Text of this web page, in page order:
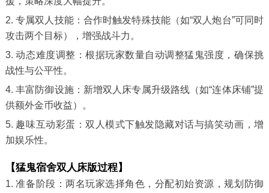
2. 专属双人技能：合作时触发特殊技能（如“双人炮台”可同时
攻击两个目标），增强战斗力。
3. 动态难度调整：根据玩家数量自动调整猛鬼强度，确保挑
战性与公平性。
4. 丰富防御设施：新增双人床专属升级路线（如“连体床铺”提
供额外金币收益）。
5. 趣味互动彩蛋：双人模式下触发隐藏对话与搞笑动画，增
加娱乐性。
【猛鬼宿舍双人床版过程】
1. 准备阶段：两名玩家选择角色，分配初始资源，规划防御